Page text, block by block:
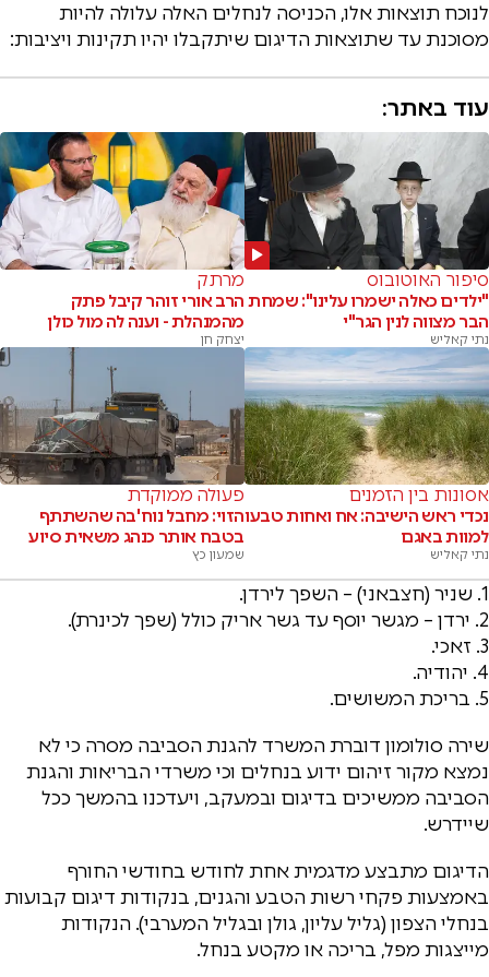
לנוכח תוצאות אלו, הכניסה לנחלים האלה עלולה להיות
מסוכנת עד שתוצאות הדיגום שיתקבלו יהיו תקינות ויציבות:
עוד באתר:
סיפור האוטובוס
"ילדים כאלה ישמרו עלינו": שמחת
הבר מצווה לנין הגר"י
נתי קאליש
מרתק
הרב אורי זוהר קיבל פתק
מהמנהלת - וענה לה מול כולן
יצחק חן
אסונות בין הזמנים
נכדי ראש הישיבה: אח ואחות טבעו
למוות באגם
נתי קאליש
פעולה ממוקדת
הזוי: מחבל נוח'בה שהשתתף
בטבח אותר כנהג משאית סיוע
שמעון כץ
1. שניר (חצבאני) – השפך לירדן.
2. ירדן – מגשר יוסף עד גשר אריק כולל (שפך לכינרת).
3. זאכי.
4. יהודיה.
5. בריכת המשושים.
שירה סולומון דוברת המשרד להגנת הסביבה מסרה כי לא
נמצא מקור זיהום ידוע בנחלים וכי משרדי הבריאות והגנת
הסביבה ממשיכים בדיגום ובמעקב, ויעדכנו בהמשך ככל
שיידרש.
הדיגום מתבצע מדגמית אחת לחודש בחודשי החורף
באמצעות פקחי רשות הטבע והגנים, בנקודות דיגום קבועות
בנחלי הצפון (גליל עליון, גולן ובגליל המערבי). הנקודות
מייצגות מפל, בריכה או מקטע בנחל.